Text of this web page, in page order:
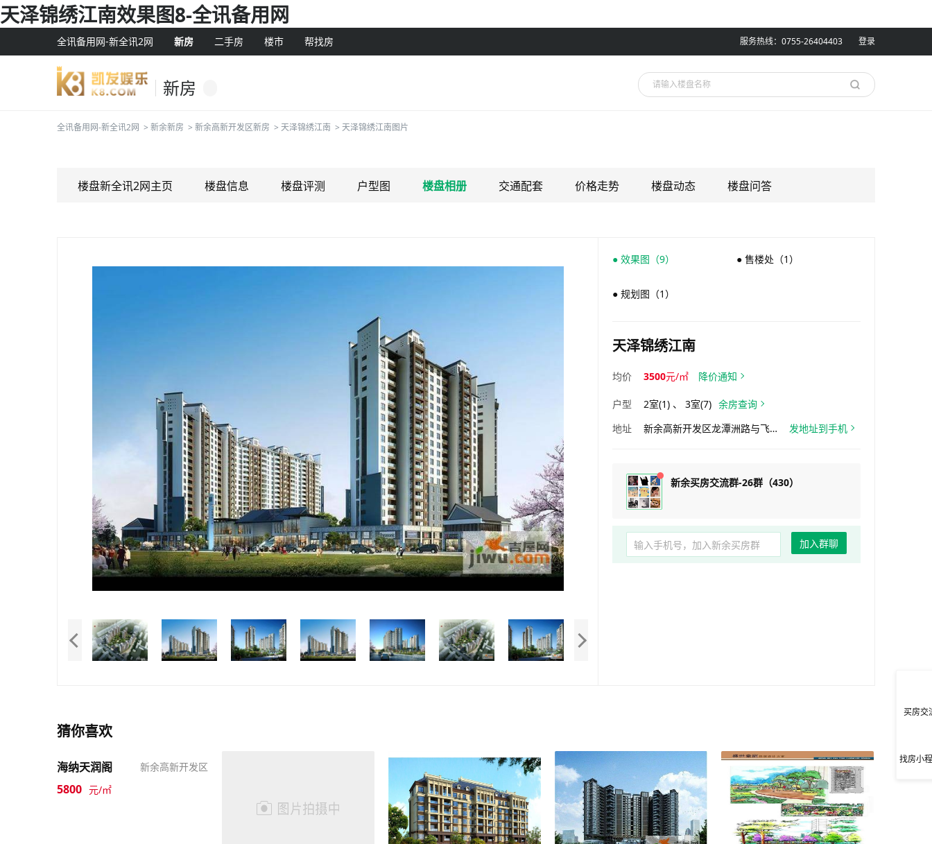
天泽锦绣江南效果图8-全讯备用网
全讯备用网-新全讯2网 新房 二手房 楼市 帮找房 服务热线：0755-26404403 登录
新房
全讯备用网-新全讯2网 > 新余新房 > 新余高新开发区新房 > 天泽锦绣江南 > 天泽锦绣江南图片
楼盘新全讯2网主页 楼盘信息 楼盘评测 户型图 楼盘相册 交通配套 价格走势 楼盘动态 楼盘问答
● 效果图（9） ● 售楼处（1）
● 规划图（1）
天泽锦绣江南
均价 3500元/㎡ 降价通知
户型 2室(1) 、 3室(7) 余房查询
地址
新余高新开发区龙潭洲路与飞宇大道交汇处(新人民医院东南侧) 发地址到手机
新余买房交流群-26群（430）
加入群聊
猜你喜欢
海纳天润阁 新余高新开发区
5800 元/㎡
买房交
找房小